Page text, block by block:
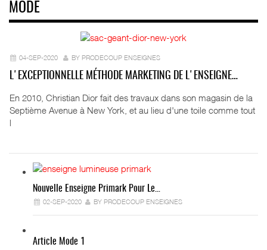
MODE
04-SEP-2020 BY PRODECOUP ENSEIGNES
L'EXCEPTIONNELLE MÉTHODE MARKETING DE L'ENSEIGNE…
En 2010, Christian Dior fait des travaux dans son magasin de la
Septième Avenue à New York, et au lieu d'une toile comme tout
l
Nouvelle Enseigne Primark Pour Le…
02-SEP-2020 BY PRODECOUP ENSEIGNES
Article Mode 1